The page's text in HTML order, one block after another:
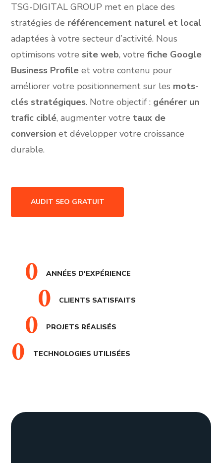
TSG-DIGITAL GROUP met en place des
stratégies de référencement naturel et local
adaptées à votre secteur d’activité. Nous
optimisons votre site web, votrefiche Google
Business Profile et votre contenu pour
améliorer votre positionnement sur les mots-
clés stratégiques. Notre objectif : générer un
trafic ciblé, augmenter votre taux de
conversion et développer votre croissance
durable.
AUDIT SEO GRATUIT
0 ANNÉES D'EXPÉRIENCE
0 CLIENTS SATISFAITS
0 PROJETS RÉALISÉS
0 TECHNOLOGIES UTILISÉES